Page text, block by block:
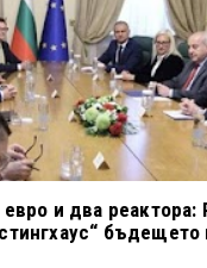
и два реактора:
бъдещето